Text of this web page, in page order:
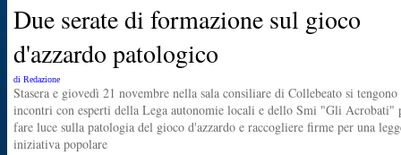
Due serate di formazione sul gioco
d'azzardo patologico
di Redazione
Stasera e giovedì 21 novembre nella sala consiliare di Collebeato si tengono
incontri con esperti della Lega autonomie locali e dello Smi "Gli Acrobati"
fare luce sulla patologia del gioco d'azzardo e raccogliere firme per una
iniziativa popolare